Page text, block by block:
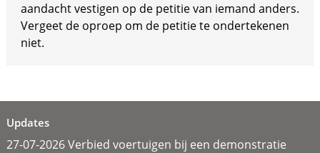
aandacht vestigen op de petitie van iemand anders.
Vergeet de oproep om de petitie te ondertekenen
niet.
Updates
27-07-2026 Verbied voertuigen bij een demonstratie